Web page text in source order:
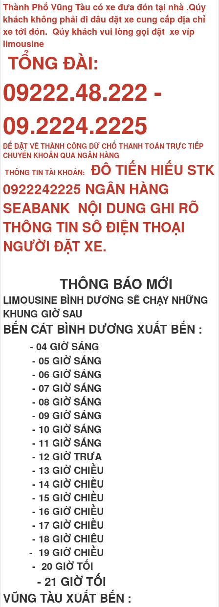
Thành Phố Vũng Tàu có xe đưa đón tại nhà .Qúy
khách không phải đi đâu đặt xe cung cấp địa chỉ
xe tới đón. Qúy khách vui lòng gọi đặt xe víp
limousine
TỔNG ĐÀI:
09222.48.222 -
09.2224.2225
ĐỂ ĐẶT VÉ THÀNH CÔNG DỮ CHỔ THANH TOÁN TRỰC TIẾP
CHUYỂN KHOẢN QUA NGÂN HÀNG
THÔNG TIN TÀI KHOẢN:
ĐÔ TIẾN HIẾU STK
0922242225 NGÂN HÀNG
SEABANK NỘI DUNG GHI RÕ
THÔNG TIN SÔ ĐIỆN THOẠI
NGƯỜI ĐẶT XE.
THÔNG BÁO MỚI
LIMOUSINE BÌNH DƯƠNG SẼ CHẠY NHỮNG
KHUNG GIỜ SAU
BẾN CÁT BÌNH DƯƠNG XUẤT BẾN :
- 04 GIỜ SÁNG
- 05 GIỜ SÁNG
- 06 GIỜ SÁNG
- 07 GIỜ SÁNG
- 08 GIỜ SÁNG
- 09 GIỜ SÁNG
- 10 GIỜ SÁNG
- 11 GIỜ SÁNG
- 12 GIỜ TRƯA
- 13 GIỜ CHIỀU
- 14 GIỜ CHIỀU
- 15 GIỜ CHIỀU
- 16 GIỜ CHIỀU
- 17 GIỜ CHIỀU
- 18 GIỜ CHIÊU
- 19 GIỜ CHIỀU
- 20 GIỜ TỐI
- 21 GIỜ TỐI
VŨNG TÀU XUẤT BẾN :